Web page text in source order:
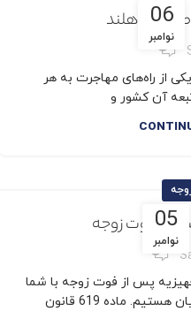
06
نوامبر
در هلند
از راه‌های مهاجرت به هر
آن کشور و
05
نوامبر
از فوت زوجه
1
پس از فوت زوجه با شما
ماده 619 قانون